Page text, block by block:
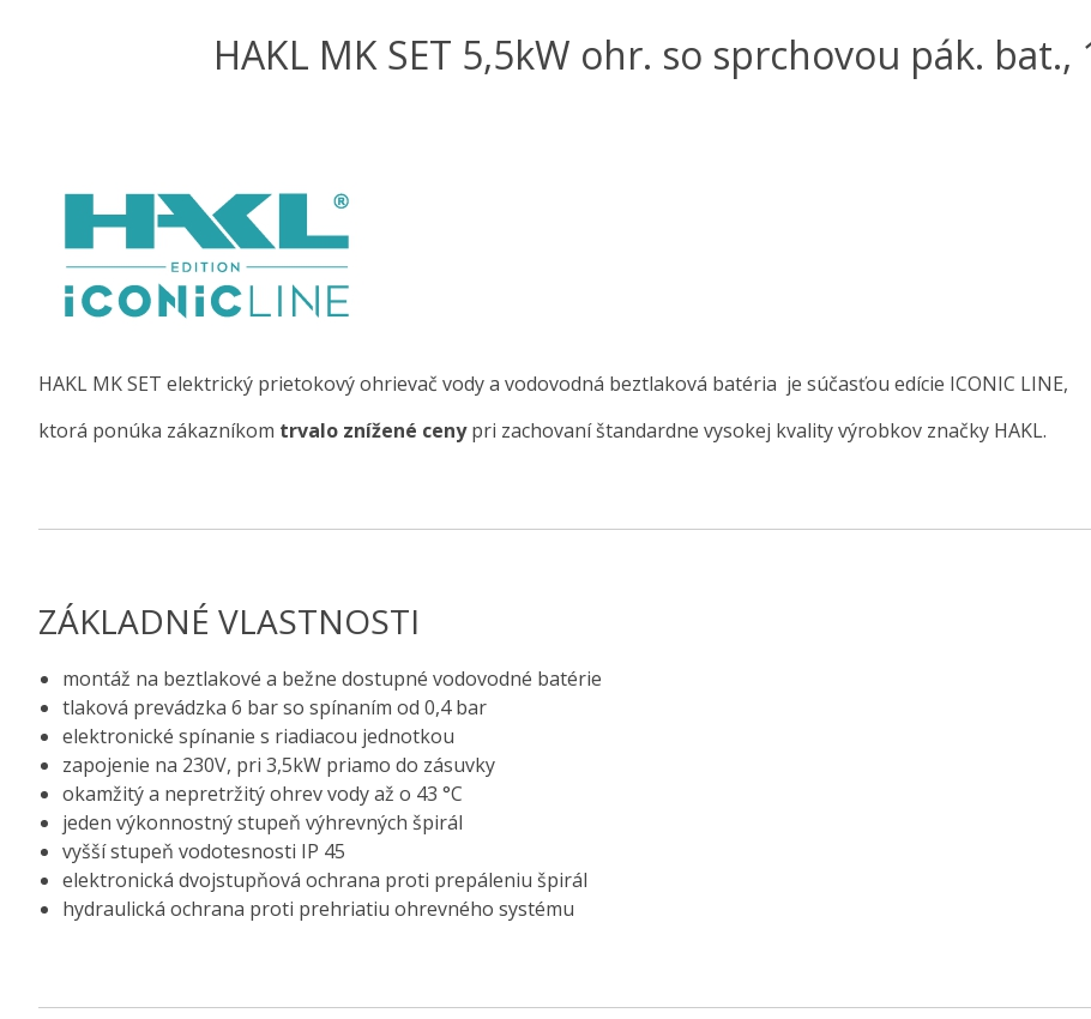
HAKL MK SET 5,5kW ohr. so sprchovou pák.
HAKL MK SET elektrický prietokový ohrievač vody a vodovodná beztlaková batéria je súčasťou edície ICONIC LINE,
ktorá ponúka zákazníkom trvalo znížené cenypri zachovaní štandardne vysokej kvality výrobkov značky HAKL.
ZÁKLADNÉ VLASTNOSTI
montáž na beztlakové a bežne dostupné vodovodné batérie
tlaková prevádzka 6 bar so spínaním od 0,4 bar
elektronické spínanie s riadiacou jednotkou
zapojenie na 230V, pri 3,5kW priamo do zásuvky
okamžitý a nepretržitý ohrev vody až o 43 °C
jeden výkonnostný stupeň výhrevných špirál
vyšší stupeň vodotesnosti IP 45
elektronická dvojstupňová ochrana proti prepáleniu špirál
hydraulická ochrana proti prehriatiu ohrevného systému